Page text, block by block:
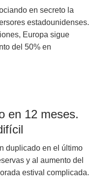
en secreto la
estadounidenses.
Europa sigue
del 50% en
en 12 meses.
duplicado en el último
y al aumento del
estival complicada.